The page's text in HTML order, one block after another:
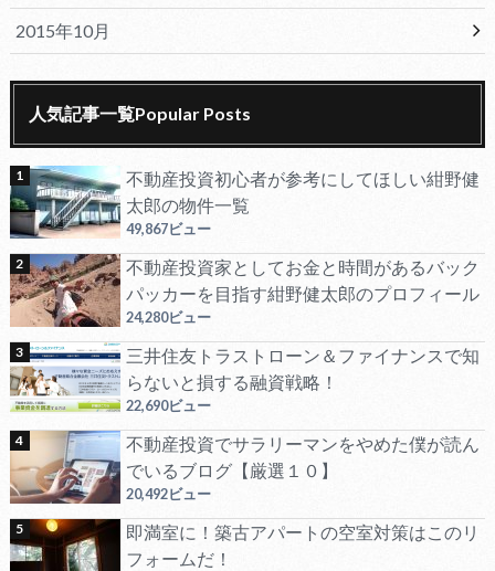
2015年10月
人気記事一覧Popular Posts
不動産投資初心者が参考にしてほしい紺野健
太郎の物件一覧
49,867ビュー
不動産投資家としてお金と時間があるバック
パッカーを目指す紺野健太郎のプロフィール
24,280ビュー
三井住友トラストローン＆ファイナンスで知
らないと損する融資戦略！
22,690ビュー
不動産投資でサラリーマンをやめた僕が読ん
でいるブログ【厳選１０】
20,492ビュー
即満室に！築古アパートの空室対策はこのリ
フォームだ！